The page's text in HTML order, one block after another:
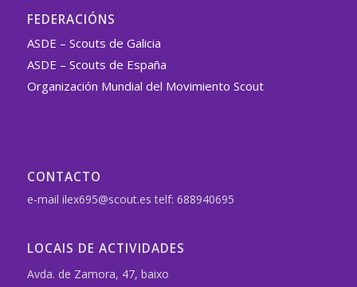
FEDERACIÓNS
ASDE – Scouts de Galicia
ASDE – Scouts de España
Organización Mundial del Movimiento Scout
CONTACTO
e-mail ilex695@scout.es telf: 688940695
LOCAIS DE ACTIVIDADES
Avda. de Zamora, 47, baixo